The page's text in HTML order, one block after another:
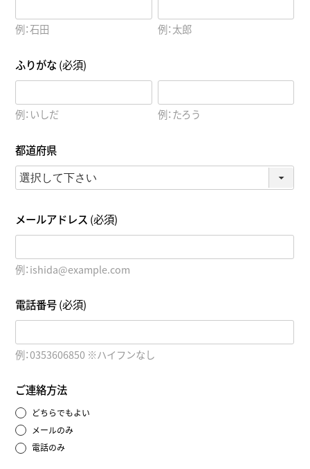
例：石田 例：太郎
ふりがな(必須)
例：いしだ 例：たろう
都道府県
メールアドレス (必須)
例：ishida@example.com
電話番号(必須)
例：0353606850 ※ハイフンなし
ご連絡方法
どちらでもよい
メールのみ
電話のみ